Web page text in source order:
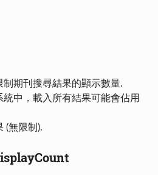
制期刊搜尋結果的顯示數量.
中，載入所有結果可能會佔用
(無限制).